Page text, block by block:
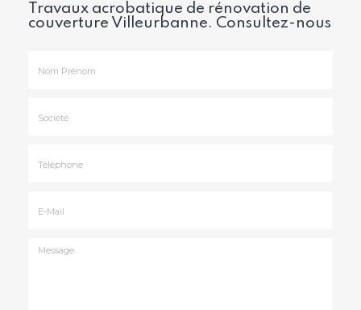
Travaux acrobatique de rénovation de
couverture Villeurbanne. Consultez-nous